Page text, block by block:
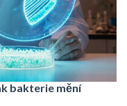
bakterie mění